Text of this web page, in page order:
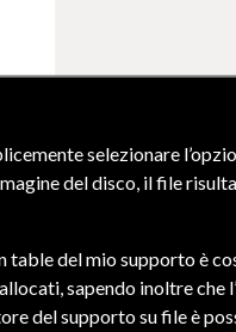
selezionare
del disco, il file
table del mio supporto è
sapendo inoltre
del supporto su file è